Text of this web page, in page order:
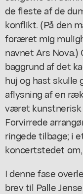
de fleste af de
konflikt. (På den
foræret mig
navnet Ars
baggrund af det
huj og hast skulle
aflysning af en
været kunstnerisk
Forvirrede
ringede tilbage; i
koncertstedet
I denne fase
brev til Palle